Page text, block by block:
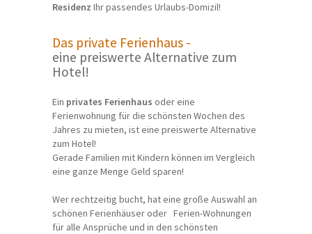
Residenz Ihr passendes Urlaubs-Domizil!
Das private Ferienhaus -
eine preiswerte Alternative zum
Hotel!
Ein privates Ferienhaus oder eine
Ferienwohnung für die schönsten Wochen des
Jahres zu mieten, ist eine preiswerte Alternative
zum Hotel!
Gerade Familien mit Kindern können im Vergleich
eine ganze Menge Geld sparen!
Wer rechtzeitig bucht, hat eine große Auswahl an
schönen Ferienhäuser oder Ferien-Wohnungen
für alle Ansprüche und in den schönsten